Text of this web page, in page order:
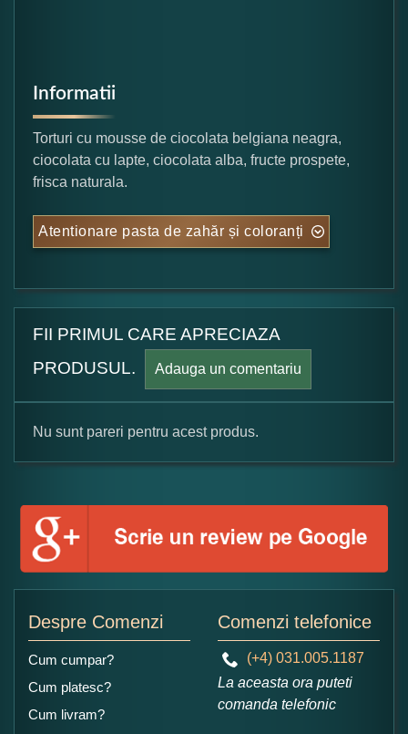
Informatii
Torturi cu mousse de ciocolata belgiana neagra,
ciocolata cu lapte, ciocolata alba, fructe prospete,
frisca naturala.
Atentionare pasta de zahăr și coloranți
FII PRIMUL CARE APRECIAZA
PRODUSUL.
Adauga un comentariu
Formular pareri client
Numele dumneavoastra:
Nu sunt pareri pentru acest produs.
Despre Comenzi
Cum cumpar?
Cum platesc?
Cum livram?
Comenzi telefonice
(+4) 031.005.1187
La aceasta ora puteti
comanda telefonic